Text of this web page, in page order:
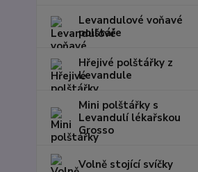
Levandulové voňavé
polštáře
Hřejivé polštářky z
Levandule
Mini polštářky s
Levandulí lékařskou
Grosso
Volně stojící svíčky